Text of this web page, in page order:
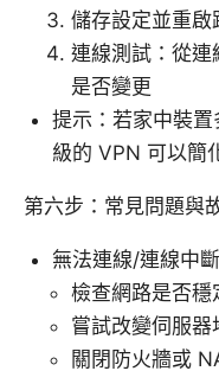
儲存設定並重啟
連線測試：從連
是否變更
提示：若家中裝
級的 VPN 可以簡
第六步：常見問題與
無法連線/連線中斷
檢查網路是否穩
嘗試改變伺服器
關閉防火牆或